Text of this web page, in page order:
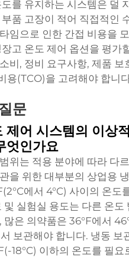
를 유지하는 시스템은 덜
품 고장이 적어 직접적인
임으로 인한 간접 비용을
고 온도 제어 옵션을 평가
비, 정비 요구사항, 제품 보
용(TCO)을 고려해야 합니
문
제어 시스템의 이상
엇인가요
위는 적용 분야에 따라 다
을 위한 대부분의 상업용
에서 4°C) 사이의 온도
및 실험실 용도는 다른 온도
많은 의약품은 36°F에서
보관해야 합니다. 냉동 보
18°C) 이하의 온도를 필요